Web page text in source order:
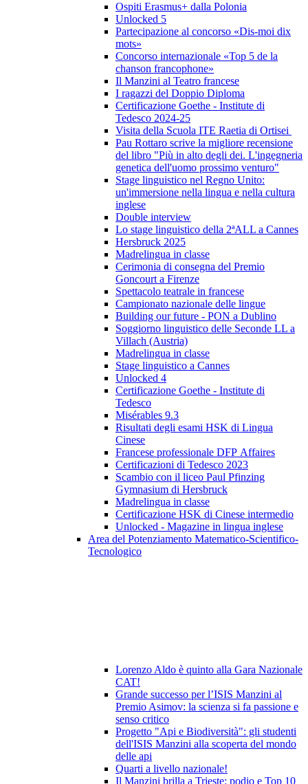
Ospiti Erasmus+ dalla Polonia
Unlocked 5
Partecipazione al concorso «Dis-moi dix
mots»
Concorso internazionale «Top 5 de la
chanson francophone»
Il Manzini al Teatro francese
I ragazzi del Doppio Diploma
Certificazione Goethe - Institute di
Tedesco 2024-25
Visita della Scuola ITE Raetia di Ortisei
Pau Rottaro scrive la migliore recensione
del libro "Più in alto degli dei. L'ingegneria
genetica dell'uomo prossimo venturo"
Stage linguistico nel Regno Unito:
un'immersione nella lingua e nella cultura
inglese
Double interview
Lo stage linguistico della 2ªALL a Cannes
Hersbruck 2025
Madrelingua in classe
Cerimonia di consegna del Premio
Goncourt a Firenze
Spettacolo teatrale in francese
Campionato nazionale delle lingue
Building our future - PON a Dublino
Soggiorno linguistico delle Seconde LL a
Villach (Austria)
Madrelingua in classe
Stage linguistico a Cannes
Unlocked 4
Certificazione Goethe - Institute di
Tedesco
Misérables 9.3
Risultati degli esami HSK di Lingua
Cinese
Francese professionale DFP Affaires
Certificazioni di Tedesco 2023
Scambio con il liceo Paul Pfinzing
Gymnasium di Hersbruck
Madrelingua in classe
Certificazione HSK di Cinese intermedio
Unlocked - Magazine in lingua inglese
Area del Potenziamento Matematico-Scientifico-
Tecnologico
Lorenzo Aldo è quinto alla Gara Nazionale
CAT!
Grande successo per l’ISIS Manzini al
Premio Asimov: la scienza si fa passione e
senso critico
Progetto "Api e Biodiversità": gli studenti
dell'ISIS Manzini alla scoperta del mondo
delle api
Quarti a livello nazionale!
Il Manzini brilla a Trieste: podio e Top 10